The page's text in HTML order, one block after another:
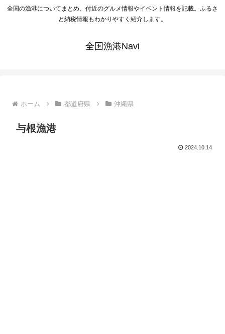
全国の漁港についてまとめ、付近のグルメ情報やイベント情報を記載。ふるさ
と納税情報もわかりやすく紹介します。
全国漁港Navi
ホーム 都道府県 沖縄県
与根漁港
2024.10.14